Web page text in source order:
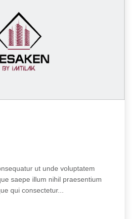
ut unde voluptatem
saepe illum nihil praesentium
qui consectetur...